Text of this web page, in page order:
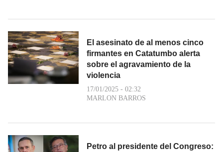
El asesinato de al menos cinco
firmantes en Catatumbo alerta
sobre el agravamiento de la
violencia
17/01/2025 - 02:32
MARLON BARROS
Petro al presidente del Congreso: